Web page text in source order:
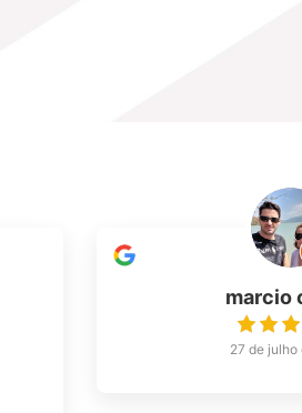
marcio
27 de julho